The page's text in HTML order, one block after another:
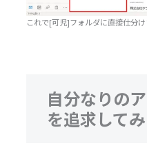
これで[可児]フォルダに直接仕分
自分なりの
を追求して